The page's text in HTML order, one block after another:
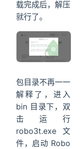
载完成后，解压
就行了。
包目录不再一一
解释了，进入
bin 目录下，双
击运行
robo3t.exe 文
件，启动 Robo